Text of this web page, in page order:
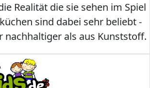
Realität die sie sehen im Spiel
sind dabei sehr beliebt -
nachhaltiger als aus Kunststoff.